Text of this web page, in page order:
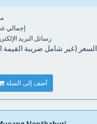
إجمالي
رسائل البريد
السعر (غير شامل ضريبة القيمة
أضف إلى السلة